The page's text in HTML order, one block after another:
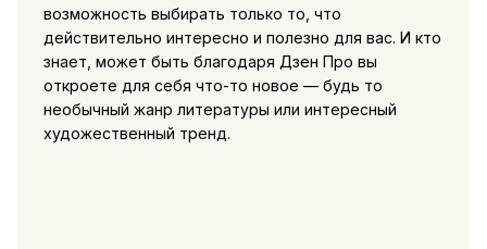
возможность выбирать только то, что
действительно интересно и полезно для вас. И кто
знает, может быть благодаря Дзен Про вы
откроете для себя что-то новое — будь то
необычный жанр литературы или интересный
художественный тренд.